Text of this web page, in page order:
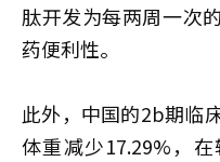
肽开发为每两周一次
药便利性。
此外，中国的2b期临
体重减少17.29%，